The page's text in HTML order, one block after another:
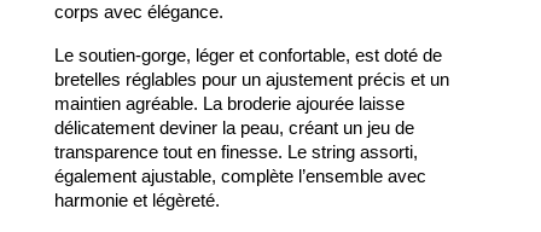
corps avec élégance.
Le soutien-gorge, léger et confortable, est doté de
bretelles réglables pour un ajustement précis et un
maintien agréable. La broderie ajourée laisse
délicatement deviner la peau, créant un jeu de
transparence tout en finesse. Le string assorti,
également ajustable, complète l’ensemble avec
harmonie et légèreté.